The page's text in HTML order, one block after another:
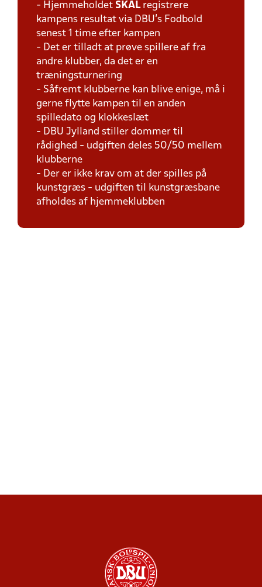
- Hjemmeholdet SKAL registrere
kampens resultat via DBU's Fodbold
senest 1 time efter kampen
- Det er tilladt at prøve spillere af fra
andre klubber, da det er en
træningsturnering
- Såfremt klubberne kan blive enige, må i
gerne flytte kampen til en anden
spilledato og klokkeslæt
- DBU Jylland stiller dommer til
rådighed - udgiften deles 50/50 mellem
klubberne
- Der er ikke krav om at der spilles på
kunstgræs - udgiften til kunstgræsbane
afholdes af hjemmeklubben